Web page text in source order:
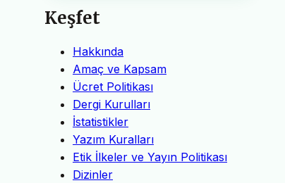
Keşfet
Hakkında
Amaç ve Kapsam
Ücret Politikası
Dergi Kurulları
İstatistikler
Yazım Kuralları
Etik İlkeler ve Yayın Politikası
Dizinler